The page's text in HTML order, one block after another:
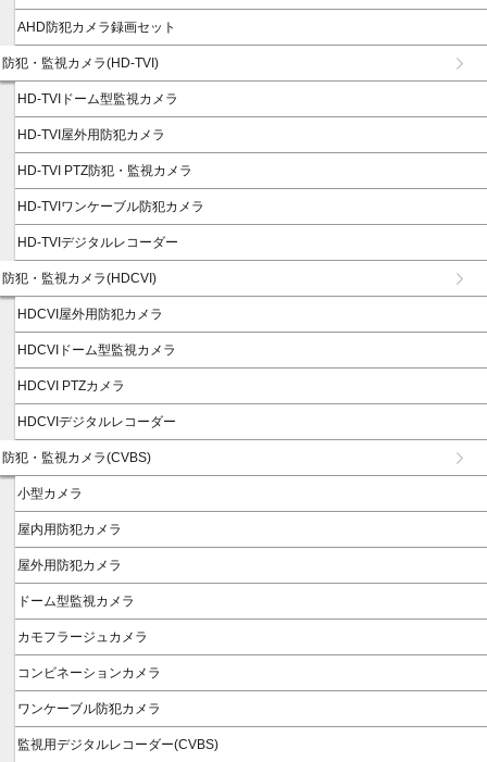
AHD防犯カメラ録画セット
防犯・監視カメラ(HD-TVI)
HD-TVIドーム型監視カメラ
HD-TVI屋外用防犯カメラ
HD-TVI PTZ防犯・監視カメラ
HD-TVIワンケーブル防犯カメラ
HD-TVIデジタルレコーダー
防犯・監視カメラ(HDCVI)
HDCVI屋外用防犯カメラ
HDCVIドーム型監視カメラ
HDCVI PTZカメラ
HDCVIデジタルレコーダー
防犯・監視カメラ(CVBS)
小型カメラ
屋内用防犯カメラ
屋外用防犯カメラ
ドーム型監視カメラ
カモフラージュカメラ
コンビネーションカメラ
ワンケーブル防犯カメラ
監視用デジタルレコーダー(CVBS)